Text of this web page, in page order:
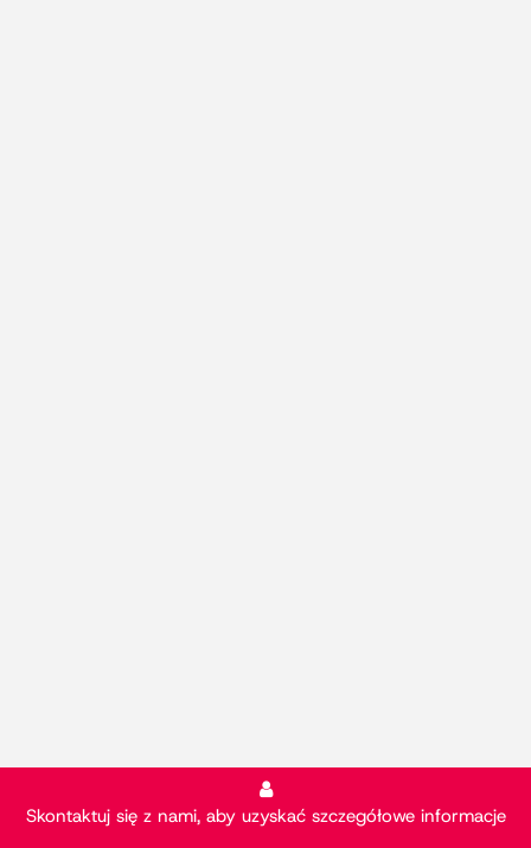
Skontaktuj się z nami, aby uzyskać szczegółowe informacje